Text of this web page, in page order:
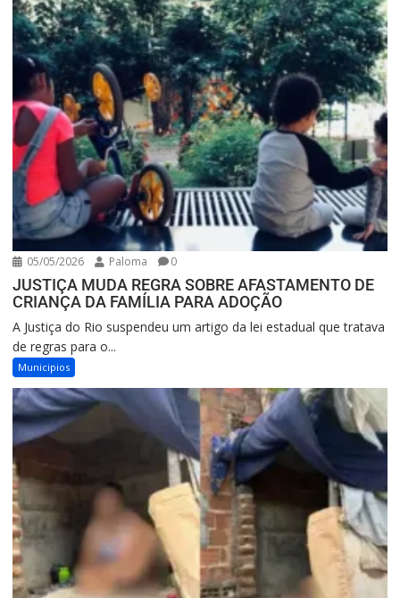
05/05/2026 Paloma 0
JUSTIÇA MUDA REGRA SOBRE AFASTAMENTO DE
CRIANÇA DA FAMÍLIA PARA ADOÇÃO
A Justiça do Rio suspendeu um artigo da lei estadual que tratava
de regras para o...
Municipios